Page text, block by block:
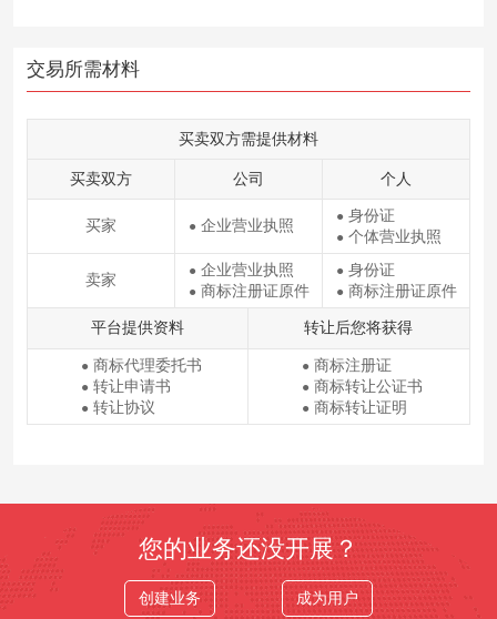
交易所需材料
买卖双方需提供材料
买卖双方 公司 个人
买家 ●企业营业执照 ●身份证
●个体营业执照
卖家 ●企业营业执照
●商标注册证原件
●身份证
●商标注册证原件
平台提供资料 转让后您将获得
●商标代理委托书
●转让申请书
●转让协议
●商标注册证
●商标转让公证书
●商标转让证明
您的业务还没开展？
创建业务 成为用户